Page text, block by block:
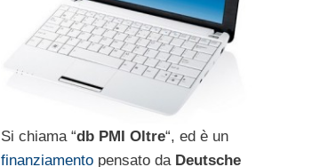
Si chiama “db PMI Oltre“, ed è un
finanziamentopensato da Deutsche